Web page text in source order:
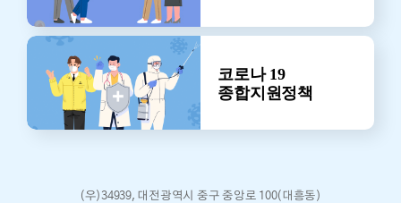
코로나 19
종합지원정책
(우)34939, 대전광역시 중구 중앙로 100(대흥동)